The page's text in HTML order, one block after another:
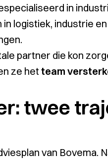
in
logistiek, industrie en
partner die kon
ze hetteam
twee
van Bovema.